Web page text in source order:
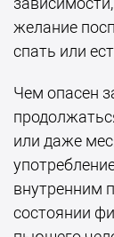
желание
спать или
Чем опасен
или даже
внутренним
состоянии